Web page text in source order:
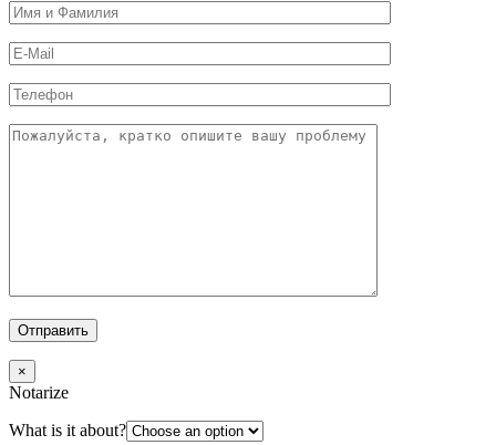
×
Notarize
What is it about?